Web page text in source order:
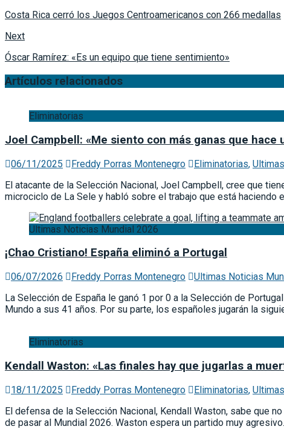
Costa Rica cerró los Juegos Centroamericanos con 266 medallas
Next
Óscar Ramírez: «Es un equipo que tiene sentimiento»
Artículos relacionados
Eliminatorias
Joel Campbell: «Me siento con más ganas que hace
06/11/2025 Freddy Porras Montenegro Eliminatorias,
El atacante de la Selección Nacional, Joel Campbell, cree que
microciclo de La Sele y habló sobre el trabajo que está haciendo
Ultimas Noticias Mundial 2026
¡Chao Cristiano! España eliminó a Portugal
06/07/2026 Freddy Porras Montenegro
Ultimas Noticias
La Selección de España le ganó 1 por 0 a la Selección de
Mundo a sus 41 años. Por su parte, los españoles jugarán la
Eliminatorias
Kendall Waston: «Las finales hay que jugarlas a
18/11/2025 Freddy Porras Montenegro Eliminatorias,
El defensa de la Selección Nacional, Kendall Waston, sabe que
de pasar al Mundial 2026. Waston espera un partido muy